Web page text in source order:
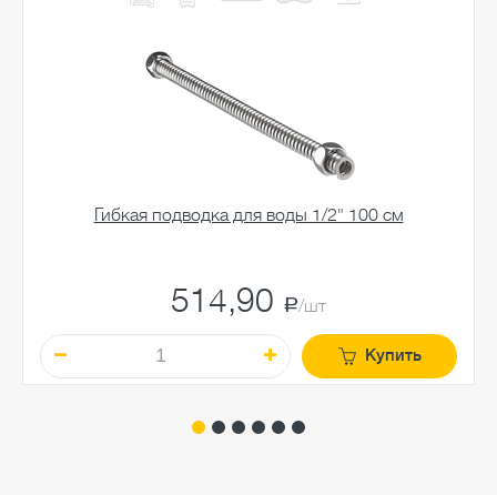
Гибкая подводка для воды 1/2" 100 см
514,90 a/шт
Купить